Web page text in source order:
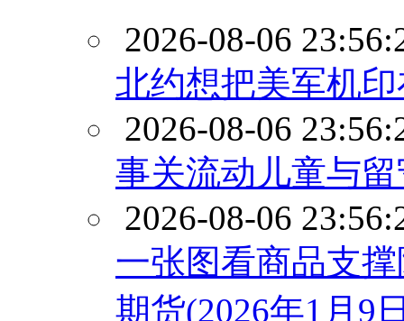
2026-08-06
北约想把美军机
2026-08-06
事关流动儿童与
2026-08-06
一张图看商品支
期货(2026年1月9